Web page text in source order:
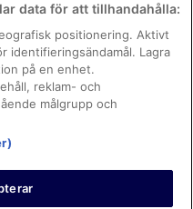
data för att tillhandahålla:
positionering. Aktivt
identifieringsändamål. Lagra
på en enhet.
reklam- och
målgrupp och